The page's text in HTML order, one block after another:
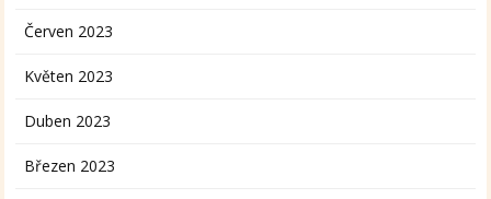
Červen 2023
Květen 2023
Duben 2023
Březen 2023